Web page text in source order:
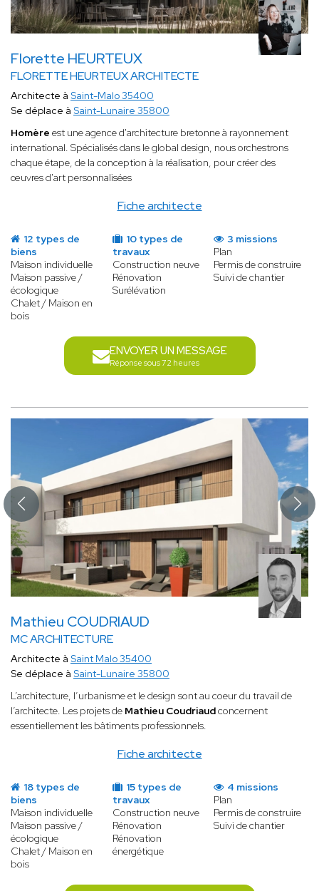
Florette HEURTEUX
FLORETTE HEURTEUX ARCHITECTE
Fiche architecte
Architecte à Saint-Malo 35400
Se déplace à Saint-Lunaire 35800
Homère est une agence d'architecture bretonne à rayonnement
international. Spécialisés dans le global design, nous orchestrons
chaque étape, de la conception à la réalisation, pour créer des
œuvres d'art personnalisées
12 types de
biens
Maison individuelle
Maison passive /
écologique
Chalet / Maison en
bois
10 types de
travaux
Construction neuve
Rénovation
Surélévation
3 missions
Plan
Permis de construire
Suivi de chantier
ENVOYER UN MESSAGE
Réponse sous 72 heures
Mathieu COUDRIAUD
MC ARCHITECTURE
Fiche architecte
Architecte à Saint Malo 35400
Se déplace à Saint-Lunaire 35800
L’architecture, l’urbanisme et le design sont au coeur du travail de
l’architecte. Les projets de Mathieu Coudriaudconcernent
essentiellement les bâtiments professionnels.
18 types de
biens
Maison individuelle
Maison passive /
écologique
Chalet / Maison en
bois
15 types de
travaux
Construction neuve
Rénovation
Rénovation
énergétique
4 missions
Plan
Permis de construire
Suivi de chantier